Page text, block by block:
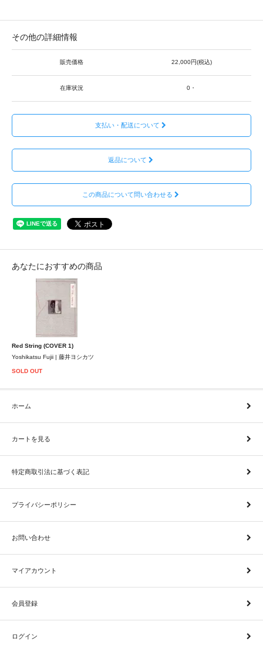
その他の詳細情報
販売価格 22,000円(税込)
在庫状況 0・
支払い・配送について
返品について
この商品について問い合わせる
あなたにおすすめの商品
Red String (COVER 1)
Yoshikatsu Fujii | 藤井ヨシカツ
SOLD OUT
ホーム
カートを見る
特定商取引法に基づく表記
プライバシーポリシー
お問い合わせ
マイアカウント
会員登録
ログイン